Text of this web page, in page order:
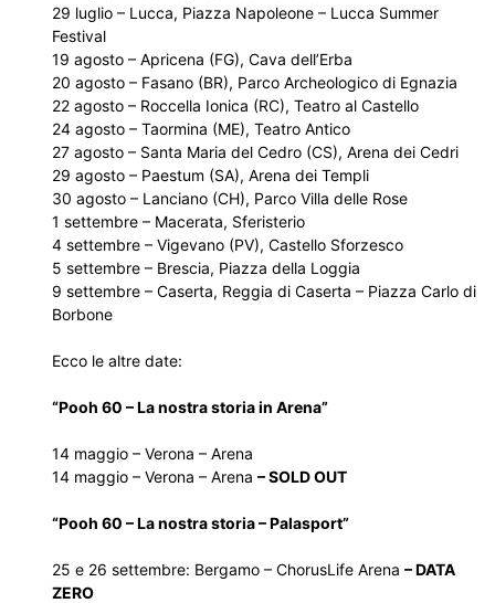
29 luglio – Lucca, Piazza Napoleone – Lucca Summer
Festival
19 agosto – Apricena (FG), Cava dell’Erba
20 agosto – Fasano (BR), Parco Archeologico di Egnazia
22 agosto – Roccella Ionica (RC), Teatro al Castello
24 agosto – Taormina (ME), Teatro Antico
27 agosto – Santa Maria del Cedro (CS), Arena dei Cedri
29 agosto – Paestum (SA), Arena dei Templi
30 agosto – Lanciano (CH), Parco Villa delle Rose
1 settembre – Macerata, Sferisterio
4 settembre – Vigevano (PV), Castello Sforzesco
5 settembre – Brescia, Piazza della Loggia
9 settembre – Caserta, Reggia di Caserta – Piazza Carlo di
Borbone
Ecco le altre date:
“Pooh 60 – La nostra storia in Arena”
14 maggio – Verona – Arena
14 maggio – Verona – Arena – SOLD OUT
“Pooh 60 – La nostra storia – Palasport”
25 e 26 settembre: Bergamo – ChorusLife Arena – DATA
ZERO